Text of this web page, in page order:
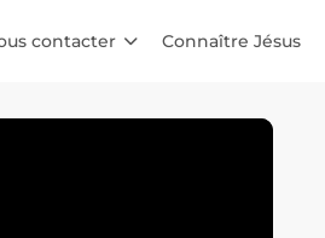
contacter Connaître Jésus